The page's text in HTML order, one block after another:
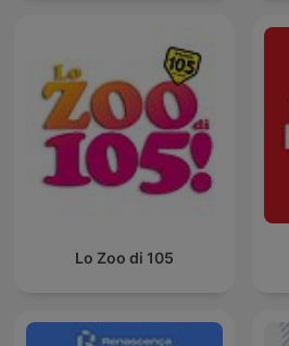
Lo Zoo di 105